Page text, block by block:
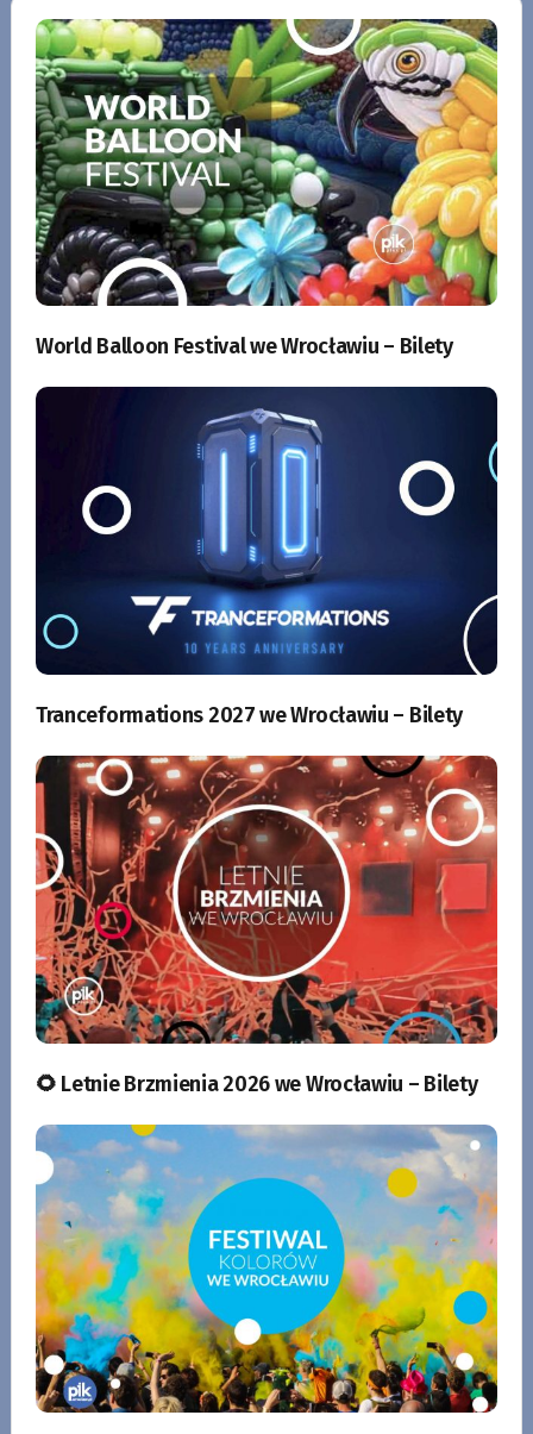
World Balloon Festival we Wrocławiu – Bilety
Tranceformations 2027 we Wrocławiu – Bilety
🌻 Letnie Brzmienia 2026 we Wrocławiu – Bilety